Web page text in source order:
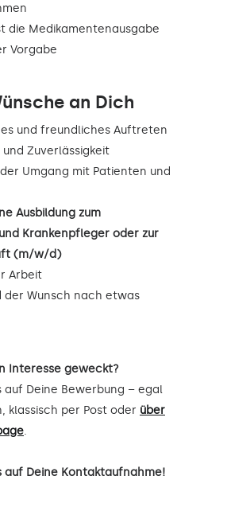
die Medikamentenausgabe
Vorgabe
an Dich
und freundliches Auftreten
Zuverlässigkeit
Umgang mit Patienten und
Ausbildung zum
Krankenpfleger oder zur
(m/w/d)
Arbeit
der Wunsch nach etwas
Interesse geweckt?
auf Deine Bewerbung – egal
klassisch per Post oder über
.
auf Deine Kontaktaufnahme!